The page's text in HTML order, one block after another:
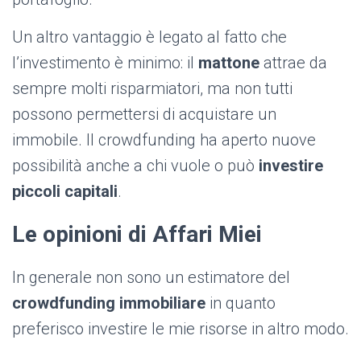
Un altro vantaggio è legato al fatto che
l’investimento è minimo: il mattone attrae da
sempre molti risparmiatori, ma non tutti
possono permettersi di acquistare un
immobile. Il crowdfunding ha aperto nuove
possibilità anche a chi vuole o può investire
piccoli capitali.
Le opinioni di Affari Miei
In generale non sono un estimatore del
crowdfunding immobiliare in quanto
preferisco investire le mie risorse in altro modo.